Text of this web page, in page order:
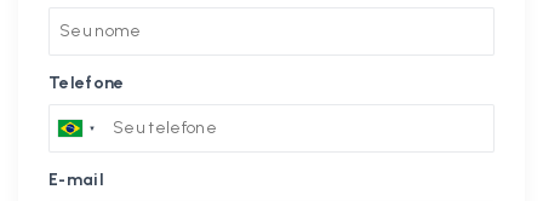
Telefone
E-mail